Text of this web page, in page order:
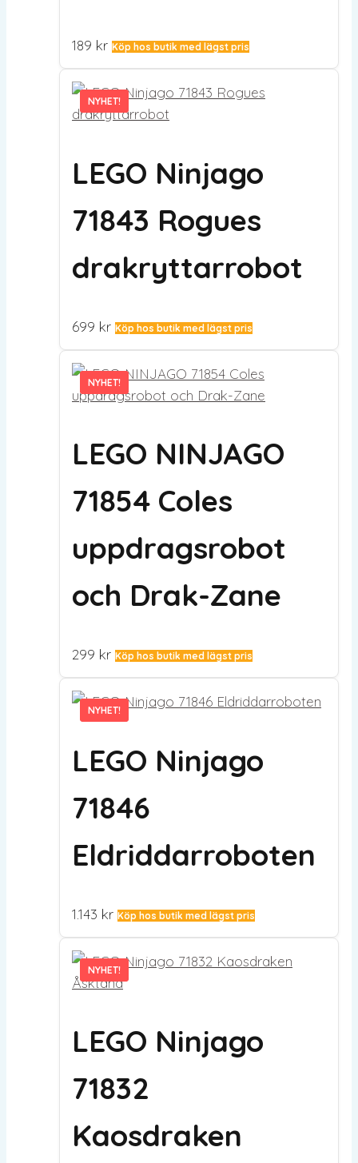
189 kr Köp hos butik med lägst pris
NYHET!
NYHET!
LEGO Ninjago
71843 Rogues
drakryttarrobot
699 kr Köp hos butik med lägst pris
NYHET!
NYHET!
LEGO NINJAGO
71854 Coles
uppdragsrobot
och Drak-Zane
299 kr Köp hos butik med lägst pris
NYHET!
NYHET!
LEGO Ninjago
71846
Eldriddarroboten
1.143 kr Köp hos butik med lägst pris
NYHET!
NYHET!
LEGO Ninjago
71832
Kaosdraken